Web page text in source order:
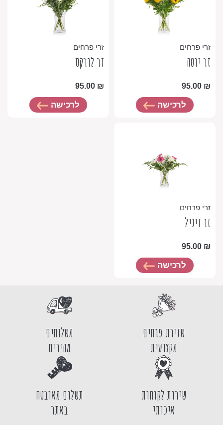
זרי פרחים
זר יוטה
95.00 ₪
לרכישה
זרי פרחים
זר לורקס
95.00 ₪
לרכישה
זרי פרחים
זר ויניל
95.00 ₪
לרכישה
שזירת פרחים
מקצועית
משלוחים
מהירים
שירות לקוחות
איכותי
תשלום מאובטח
באתר